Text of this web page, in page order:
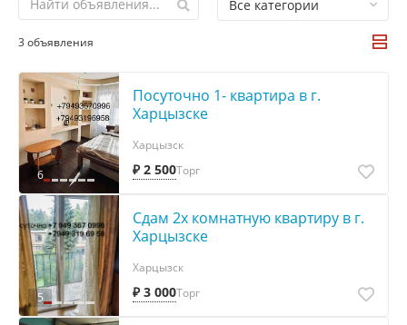
Все категории
3 объявления
6
Посуточно 1- квартира в г.
Харцызске
₽ 2 500Торг
Харцызск
5
Сдам 2х комнатную квартиру в г.
Харцызске
₽ 3 000Торг
Харцызск